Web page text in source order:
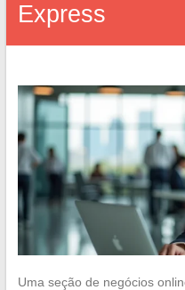
Express
Uma seção de negócios